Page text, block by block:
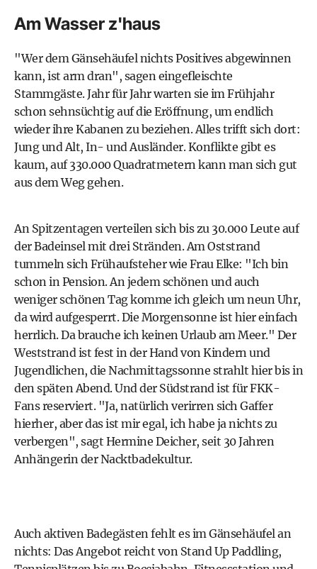
Am Wasser z'haus
"Wer dem Gänsehäufel nichts Positives abgewinnen
kann, ist arm dran", sagen eingefleischte
Stammgäste. Jahr für Jahr warten sie im Frühjahr
schon sehnsüchtig auf die Eröffnung, um endlich
wieder ihre Kabanen zu beziehen. Alles trifft sich dort:
Jung und Alt, In- und Ausländer. Konflikte gibt es
kaum, auf 330.000 Quadratmetern kann man sich gut
aus dem Weg gehen.
An Spitzentagen verteilen sich bis zu 30.000 Leute auf
der Badeinsel mit drei Stränden. Am Oststrand
tummeln sich Frühaufsteher wie Frau Elke: "Ich bin
schon in Pension. An jedem schönen und auch
weniger schönen Tag komme ich gleich um neun Uhr,
da wird aufgesperrt. Die Morgensonne ist hier einfach
herrlich. Da brauche ich keinen Urlaub am Meer." Der
Weststrand ist fest in der Hand von Kindern und
Jugendlichen, die Nachmittagssonne strahlt hier bis in
den späten Abend. Und der Südstrand ist für FKK-
Fans reserviert. "Ja, natürlich verirren sich Gaffer
hierher, aber das ist mir egal, ich habe ja nichts zu
verbergen", sagt Hermine Deicher, seit 30 Jahren
Anhängerin der Nacktbadekultur.
Auch aktiven Badegästen fehlt es im Gänsehäufel an
nichts: Das Angebot reicht von Stand Up Paddling,